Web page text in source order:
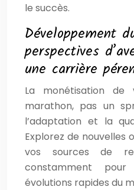
le succès.
Développement
perspectives
une carrière
La monétisation de
marathon, pas un
l’adaptation et la
Explorez de nouvelles
vos sources de
constamment
évolutions rapides du